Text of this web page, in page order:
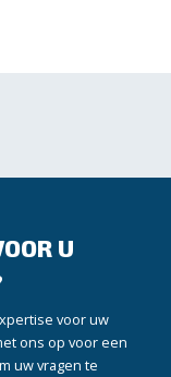
U
voor uw
ons op voor een
uw vragen te